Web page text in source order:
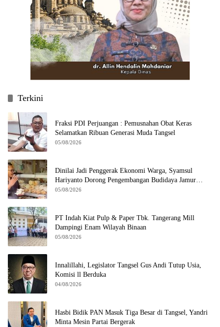
Terkini
Fraksi PDI Perjuangan : Pemusnahan Obat Keras
Selamatkan Ribuan Generasi Muda Tangsel
05/08/2026
Dinilai Jadi Penggerak Ekonomi Warga, Syamsul
Hariyanto Dorong Pengembangan Budidaya Jamur
Crispy di Serpong
05/08/2026
PT Indah Kiat Pulp & Paper Tbk. Tangerang Mill
Dampingi Enam Wilayah Binaan
05/08/2026
Innalillahi, Legislator Tangsel Gus Andi Tutup Usia,
Komisi ll Berduka
04/08/2026
Hasbi Bidik PAN Masuk Tiga Besar di Tangsel, Yandri
Minta Mesin Partai Bergerak